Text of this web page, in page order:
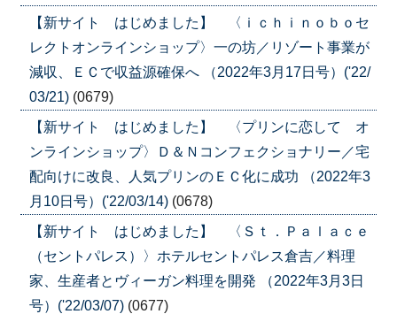
【新サイト はじめました】 〈ｉｃｈｉｎｏｂｏセ
レクトオンラインショップ〉一の坊／リゾート事業が
減収、ＥＣで収益源確保へ （2022年3月17日号）('22/
03/21) (0679)
【新サイト はじめました】 〈プリンに恋して オ
ンラインショップ〉Ｄ＆Ｎコンフェクショナリー／宅
配向けに改良、人気プリンのＥＣ化に成功 （2022年3
月10日号）('22/03/14) (0678)
【新サイト はじめました】 〈Ｓｔ．Ｐａｌａｃｅ
（セントパレス）〉ホテルセントパレス倉吉／料理
家、生産者とヴィーガン料理を開発 （2022年3月3日
号）('22/03/07) (0677)